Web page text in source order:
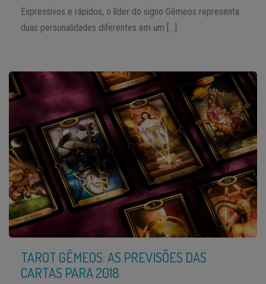
Expressivos e rápidos, o líder do signo Gêmeos representa
duas personalidades diferentes em um […]
TAROT GÊMEOS: AS PREVISÕES DAS
CARTAS PARA 2018